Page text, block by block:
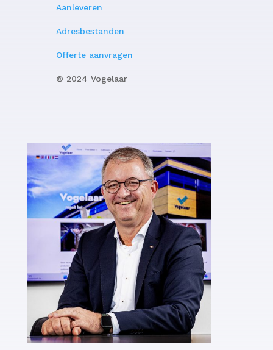
Aanleveren
Adresbestanden
Offerte aanvragen
© 2024 Vogelaar